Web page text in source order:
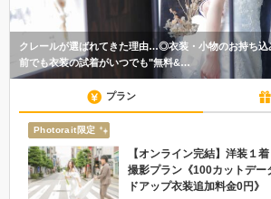
クレールが選ばれてきた理由…◎衣装・小物のお持ち
前でも衣装の試着がいつでも"無料&…
プラン
Photorait限定
【オンライン完結】洋装１
撮影プラン《100カットデー
ドアップ衣装追加料金0円》